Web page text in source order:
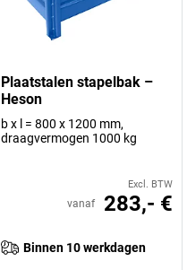
Plaatstalen stapelbak –
Heson
b x l = 800 x 1200 mm,
draagvermogen 1000 kg
Excl. BTW
vanaf 283,- €
Binnen 10 werkdagen